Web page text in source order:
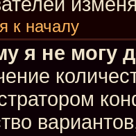
к началу
я не могу